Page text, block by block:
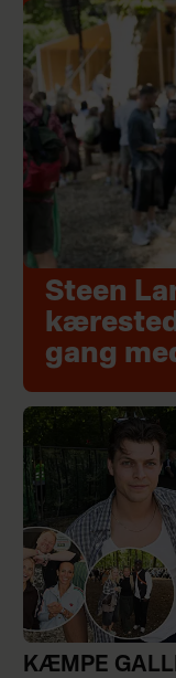
Steen
gang
KÆMPE